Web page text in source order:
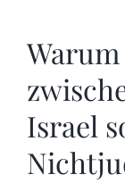
Spenden
Israel